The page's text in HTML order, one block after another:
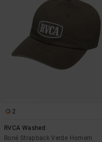
2
RVCA Washed
Boné Strapback Verde Homem